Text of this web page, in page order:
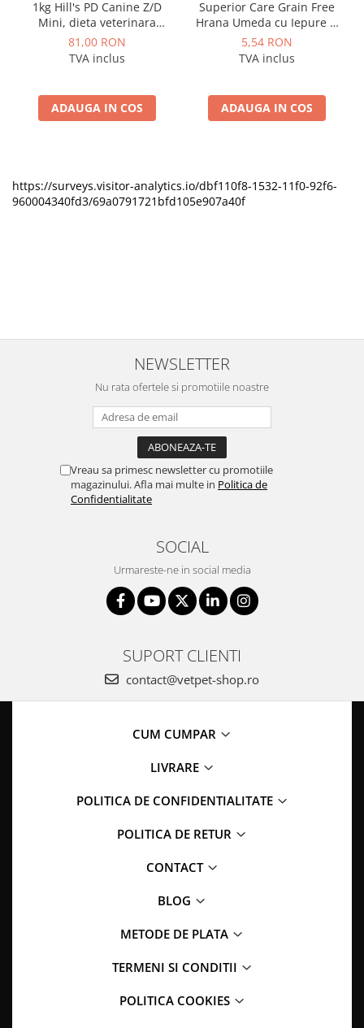
1kg Hill's PD Canine Z/D
Mini, dieta veterinara
pentru caini cu probleme
dermatologice
81,00 RON
TVA inclus
ADAUGA IN COS
Superior Care Grain Free
Hrana Umeda cu Iepure si
Krill in Sos 85 Gr
5,54 RON
TVA inclus
ADAUGA IN COS
https://surveys.visitor-analytics.io/dbf110f8-1532-11f0-92f6-
960004340fd3/69a0791721bfd105e907a40f
NEWSLETTER
Nu rata ofertele si promotiile noastre
Vreau sa primesc newsletter cu promotiile
magazinului. Afla mai multe in Politica de
Confidentialitate
SOCIAL
Urmareste-ne in social media
SUPORT CLIENTI
contact@vetpet-shop.ro
CUM CUMPAR
LIVRARE
POLITICA DE CONFIDENTIALITATE
POLITICA DE RETUR
CONTACT
BLOG
METODE DE PLATA
TERMENI SI CONDITII
POLITICA COOKIES